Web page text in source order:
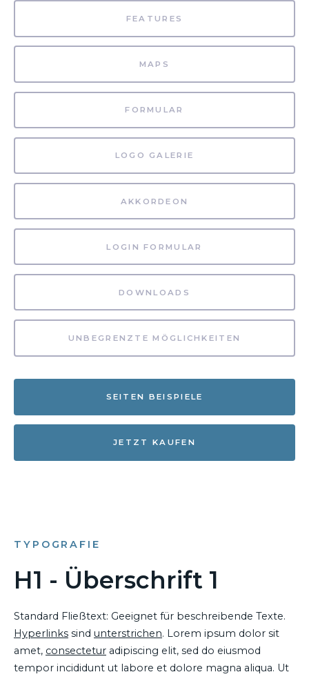
FEATURES
MAPS
FORMULAR
LOGO GALERIE
AKKORDEON
LOGIN FORMULAR
DOWNLOADS
UNBEGRENZTE MÖGLICHKEITEN
SEITEN BEISPIELE
JETZT KAUFEN
TYPOGRAFIE
H1 - Überschrift 1
Standard Fließtext: Geeignet für beschreibende Texte.
Hyperlinks sind unterstrichen. Lorem ipsum dolor sit
amet, consectetur adipiscing elit, sed do eiusmod
tempor incididunt ut labore et dolore magna aliqua. Ut